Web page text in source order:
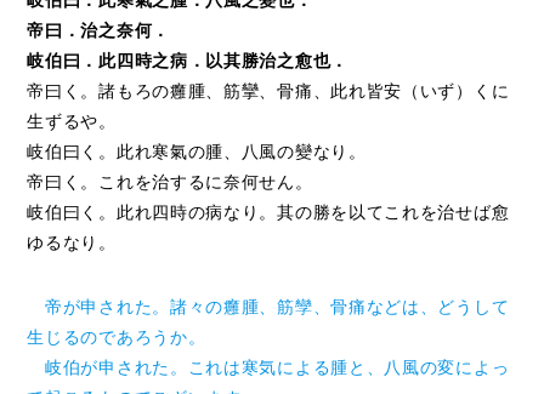
帝曰．治之奈何．
岐伯曰．此四時之病．以其勝治之愈也．
帝曰く。諸もろの癰腫、筋攣、骨痛、此れ皆安（いず）くに
生ずるや。
岐伯曰く。此れ寒氣の腫、八風の變なり。
帝曰く。これを治するに奈何せん。
岐伯曰く。此れ四時の病なり。其の勝を以てこれを治せば愈
ゆるなり。
帝が申された。諸々の癰腫、筋孿、骨痛などは、どうして
生じるのであろうか。
岐伯が申された。これは寒気による腫と、八風の変によっ